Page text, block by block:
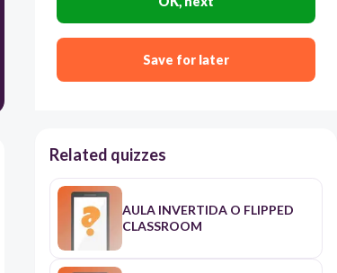
Save for later
Related quizzes
AULA INVERTIDA O FLIPPED
CLASSROOM